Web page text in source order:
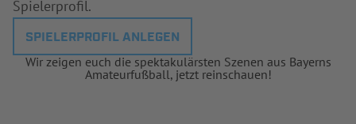
Spielerprofil.
SPIELERPROFIL ANLEGEN
Wir zeigen euch die spektakulärsten Szenen aus Bayerns
Amateurfußball, jetzt reinschauen!